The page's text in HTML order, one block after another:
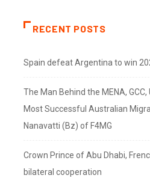
RECENT POSTS
Spain defeat Argentina to win
The Man Behind the MENA, GCC,
Most Successful Australian
Nanavatti (Bz) of F4MG
Crown Prince of Abu Dhabi,
bilateral cooperation